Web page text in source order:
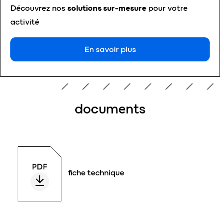
Découvrez nos solutions sur-mesure pour votre
activité
En savoir plus
documents
fiche technique